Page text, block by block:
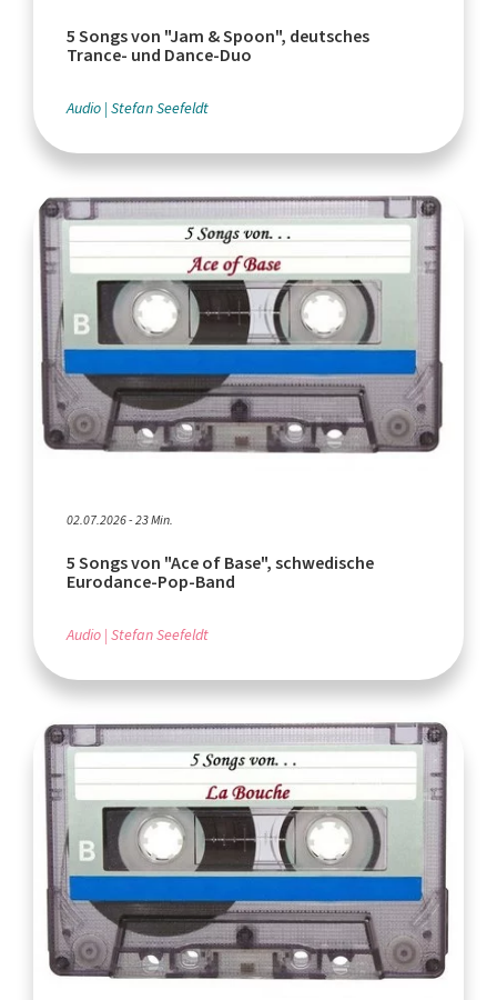
5 Songs von "Jam & Spoon", deutsches
Trance- und Dance-Duo
Audio Stefan Seefeldt
02.07.2026 - 23 Min.
5 Songs von "Ace of Base", schwedische
Eurodance-Pop-Band
Audio Stefan Seefeldt